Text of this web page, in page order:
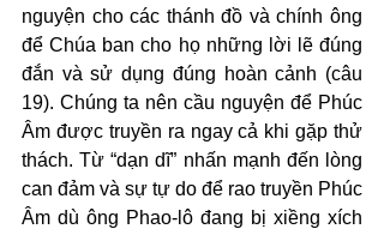
nguyện cho các thánh đồ và chính ông
để Chúa ban cho họ những lời lẽ đúng
đắn và sử dụng đúng hoàn cảnh (câu
19). Chúng ta nên cầu nguyện để Phúc
Âm được truyền ra ngay cả khi gặp thử
thách. Từ “dạn dĩ” nhấn mạnh đến lòng
can đảm và sự tự do để rao truyền Phúc
Âm dù ông Phao-lô đang bị xiềng xích